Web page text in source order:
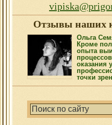
Отзывы наших
Ольга
Кроме
опыта
оказания
точки